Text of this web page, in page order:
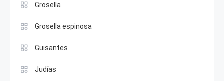
Grosella
Grosella espinosa
Guisantes
Judías